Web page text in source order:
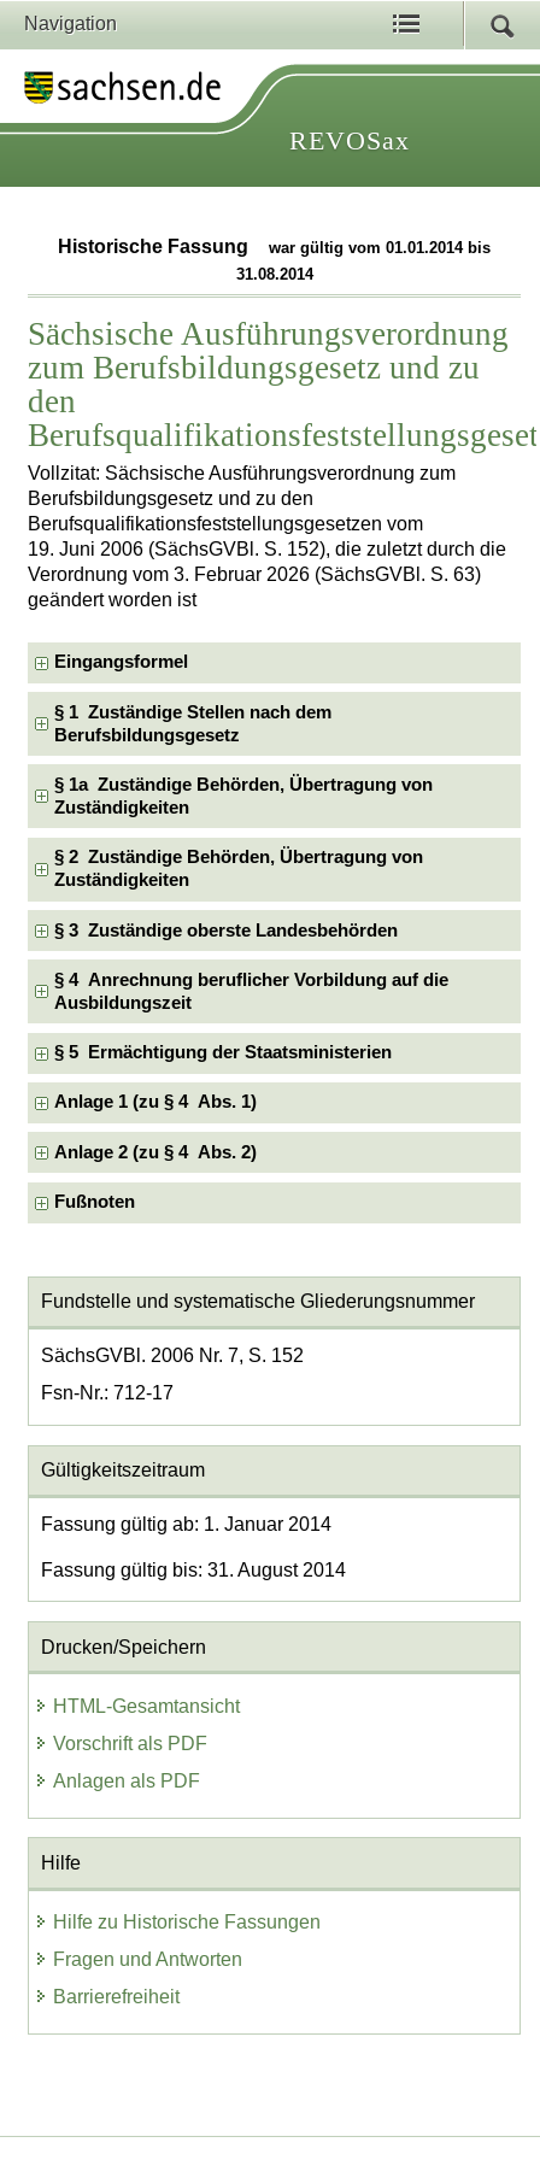
Navigation
REVOSax
Historische Fassung
war gültig vom 01.01.2014 bis
31.08.2014
Sächsische Ausführungsverordnung
zum Berufsbildungsgesetz und zu
den
Vollzitat: Sächsische Ausführungsverordnung zum
Berufsbildungsgesetz und zu den
Berufsqualifikationsfeststellungsgesetzen vom
19. Juni 2006 (SächsGVBl. S. 152), die zuletzt durch die
Verordnung vom 3. Februar 2026 (SächsGVBl. S. 63)
geändert worden ist
Eingangsformel
§ 1 Zuständige Stellen nach dem
Berufsbildungsgesetz
§ 1a Zuständige Behörden, Übertragung von
Zuständigkeiten
§ 2 Zuständige Behörden, Übertragung von
Zuständigkeiten
§ 3 Zuständige oberste Landesbehörden
§ 4 Anrechnung beruflicher Vorbildung auf die
Ausbildungszeit
§ 5 Ermächtigung der Staatsministerien
Anlage 1 (zu § 4 Abs. 1)
Anlage 2 (zu § 4 Abs. 2)
Fußnoten
Fundstelle und systematische Gliederungsnummer
SächsGVBl. 2006 Nr. 7, S. 152
Fsn-Nr.: 712-17
Gültigkeitszeitraum
Fassung gültig ab: 1. Januar 2014
Fassung gültig bis: 31. August 2014
Drucken/Speichern
HTML-Gesamtansicht
Vorschrift als PDF
Anlagen als PDF
Hilfe
Hilfe zu Historische Fassungen
Fragen und Antworten
Barrierefreiheit